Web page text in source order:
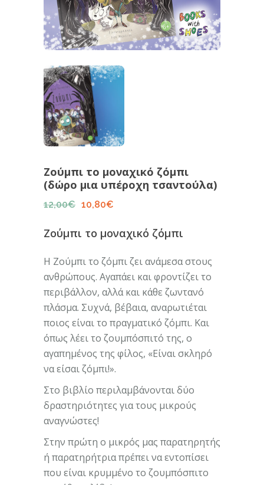
Ζούμπι το μοναχικό ζόμπι
(δώρο μια υπέροχη τσαντούλα)
12,00€
Original
was:
12,00€.
10,80€
Η
τιμή
είναι:
Ζούμπι το μοναχικό ζόμπι
Η Zούμπι το ζόμπι ζει ανάμεσα στους
ανθρώπους. Αγαπάει και φροντίζει το
περιβάλλον, αλλά και κάθε ζωντανό
πλάσμα. Συχνά, βέβαια, αναρωτιέται
ποιος είναι το πραγματικό ζόμπι. Και
όπως λέει το ζουμπόσπιτό της, ο
αγαπημένος της φίλος, «Είναι σκληρό
να είσαι ζόμπι!».
Στο βιβλίο περιλαμβάνονται δύο
δραστηριότητες για τους μικρούς
αναγνώστες!
Στην πρώτη ο μικρός μας παρατηρητής
ή παρατηρήτρια πρέπει να εντοπίσει
που είναι κρυμμένο το ζουμπόσπιτο